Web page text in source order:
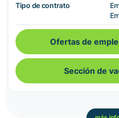
Tipo de contrato
Ofertas de
Sección de